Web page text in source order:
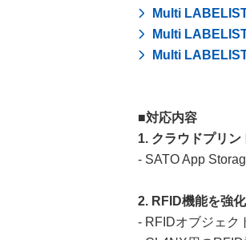
Multi
Multi
Multi
■対応内容
1. クラウドプリン
- SATO App
2. RFID機能を強化
- RFIDオブジェク